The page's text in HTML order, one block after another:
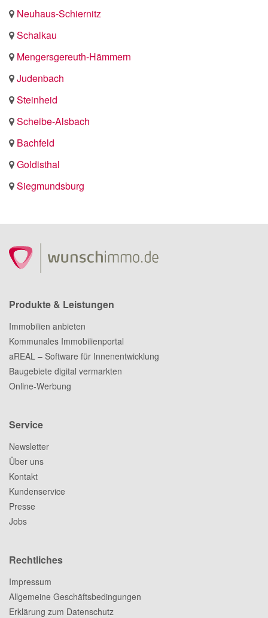
Neuhaus-Schiernitz
Schalkau
Mengersgereuth-Hämmern
Judenbach
Steinheid
Scheibe-Alsbach
Bachfeld
Goldisthal
Siegmundsburg
Produkte & Leistungen
Immobilien anbieten
Kommunales Immobilienportal
aREAL – Software für Innenentwicklung
Baugebiete digital vermarkten
Online-Werbung
Service
Newsletter
Über uns
Kontakt
Kundenservice
Presse
Jobs
Rechtliches
Impressum
Allgemeine Geschäftsbedingungen
Erklärung zum Datenschutz